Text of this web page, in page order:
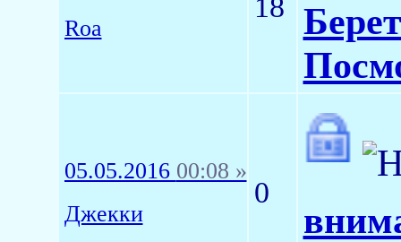
Roa
18
05.05.2016 00:08 »
Джекки
0